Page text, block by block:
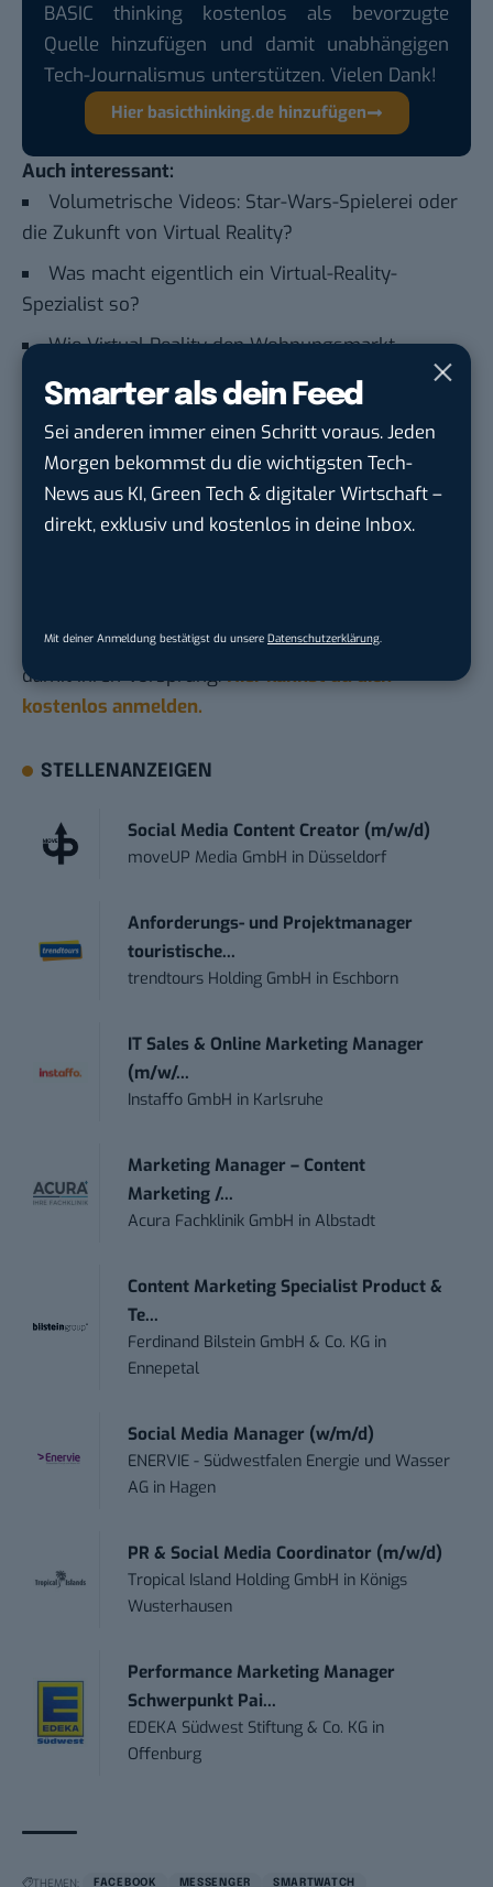
Smarter als dein Feed
Sei anderen immer einen Schritt voraus. Jeden
Morgen bekommst du die wichtigsten Tech-
News aus KI, Green Tech & digitaler Wirtschaft –
direkt, exklusiv und kostenlos in deine Inbox.
Mit deiner Anmeldung bestätigst du unsere Datenschutzerklärung
BASIC thinking kostenlos als bevorzugte
Quelle hinzufügen und damit unabhängigen
Tech-Journalismus unterstützen. Vielen Dank!
Hier basicthinking.de hinzufügen
Auch interessant:
Volumetrische Videos: Star-Wars-Spielerei oder
die Zukunft von Virtual Reality?
Was macht eigentlich ein Virtual-Reality-
Spezialist so?
Wie Virtual Reality den Wohnungsmarkt
revolutionieren könnte
Du möchtest nicht abgehängt werden, wenn es um
wichtigsten News des Tages – und sichern sich
damit ihren Vorsprung.Hier kannst du dich
kostenlos anmelden.
STELLENANZEIGEN
Social Media Content Creator (m/w/d)
moveUP Media GmbH in Düsseldorf
Anforderungs- und Projektmanager
touristische...
trendtours Holding GmbH in Eschborn
IT Sales & Online Marketing Manager
(m/w/...
Instaffo GmbH in Karlsruhe
Marketing Manager – Content
Marketing /...
Acura Fachklinik GmbH inAlbstadt
Content Marketing Specialist Product &
Te...
Ferdinand Bilstein GmbH & Co. KG in
Ennepetal
Social Media Manager (w/m/d)
ENERVIE - Südwestfalen Energie und Wasser
AG in Hagen
PR & Social Media Coordinator (m/w/d)
Tropical Island Holding GmbH in Königs
Wusterhausen
Performance Marketing Manager
Schwerpunkt Pai...
EDEKA Südwest Stiftung & Co. KG in
Offenburg
THEMEN: FACEBOOK MESSENGER SMARTWATCH